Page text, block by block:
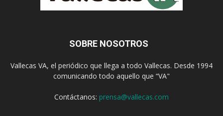
SOBRE NOSOTROS
Vallecas VA, el periódico que llega a todo Vallecas. Desde 1994
comunicando todo aquello que “VA"
Contáctanos: prensa@vallecas.com